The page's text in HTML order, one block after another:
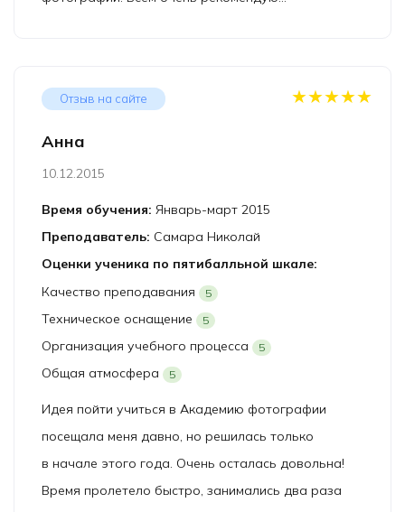
Отзыв на сайте
Анна
10.12.2015
★★★★★
Время обучения: Январь-март 2015
Преподаватель: Самара Николай
Оценки ученика по пятибалльной шкале:
Качество преподавания
5
Техническое оснащение 5
Организация учебного процесса 5
Общая атмосфера 5
Идея пойти учиться в Академию фотографии
посещала меня давно, но решилась только
в начале этого года. Очень осталась довольна!
Время пролетело быстро, занимались два раза